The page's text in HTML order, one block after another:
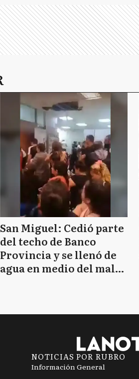
San Miguel: Cedió parte
del techo de Banco
Provincia y se llenó de
agua en medio del mal
NOTICIAS POR RUBRO
Información General